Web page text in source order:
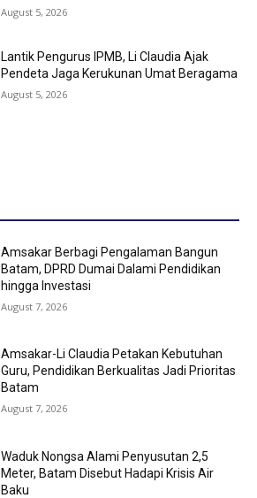
August 5, 2026
Lantik Pengurus IPMB, Li Claudia Ajak
Pendeta Jaga Kerukunan Umat Beragama
August 5, 2026
Amsakar Berbagi Pengalaman Bangun
Batam, DPRD Dumai Dalami Pendidikan
hingga Investasi
August 7, 2026
Amsakar-Li Claudia Petakan Kebutuhan
Guru, Pendidikan Berkualitas Jadi Prioritas
Batam
August 7, 2026
Waduk Nongsa Alami Penyusutan 2,5
Meter, Batam Disebut Hadapi Krisis Air
Baku